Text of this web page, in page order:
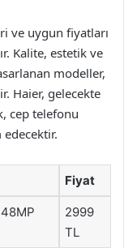
ve uygun fiyatları
Kalite, estetik ve
modeller,
Haier, gelecekte
cep telefonu
Fiyat
2999
TL